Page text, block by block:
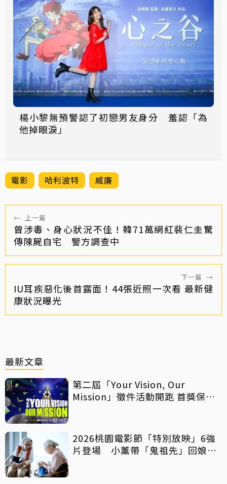
楊小黎無預警認了初戀男友身分 羞認「為
他掉眼淚」
電影 哈利波特 威廉
← 上一篇
曾涉毒、身心狀況不佳！韓71萬網紅裴仁圭驚
傳陳屍自宅 警方調查中
下一篇 →
IU耳疾惡化後首露面！44張近照一次看 最新健
康狀況曝光
最新文章
第二屆「Your Vision, Our
Mission」徵件活動開跑 首獎保證
2026桃園電影節「特別放映」6強
片登場 小薰帶「鬼祖先」回娘